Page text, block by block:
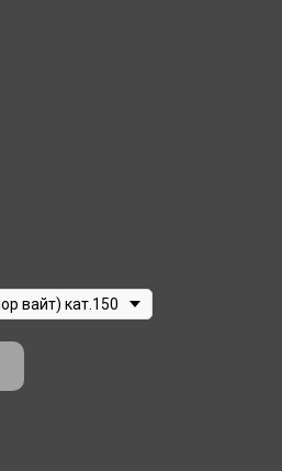
вайт) кат.150